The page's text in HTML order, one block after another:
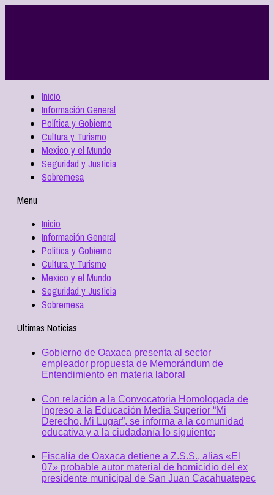
Inicio
Información General
Política y Gobierno
Cultura y Turismo
Mexico y el Mundo
Seguridad y Justicia
Sobremesa
Menu
Inicio
Información General
Política y Gobierno
Cultura y Turismo
Mexico y el Mundo
Seguridad y Justicia
Sobremesa
Ultimas Noticias
Gobierno de Oaxaca presenta al sector
empleador propuesta de Memorándum de
Entendimiento en materia laboral
Con relación a la Convocatoria Homologada de
Ingreso a la Educación Media Superior “Mi
Derecho, Mi Lugar”, se informa a la comunidad
educativa y a la ciudadanía lo siguiente:
Fiscalía de Oaxaca detiene a Z.S.S., alias «El
07» probable autor material de homicidio del ex
presidente municipal de San Juan Cacahuatepec